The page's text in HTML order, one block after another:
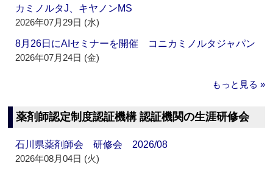
カミノルタJ、キヤノンMS
2026年07月29日 (水)
8月26日にAIセミナーを開催 コニカミノルタジャパン
2026年07月24日 (金)
もっと見る »
薬剤師認定制度認証機構 認証機関の生涯研修会
石川県薬剤師会 研修会 2026/08
2026年08月04日 (火)